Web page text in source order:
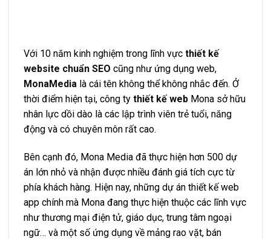
Với 10 năm kinh nghiệm trong lĩnh vực thiết kế
website chuẩn SEO cũng như ứng dụng web,
MonaMedia là cái tên không thể không nhắc đến. Ở
thời điểm hiện tại, công ty thiết kế web Mona sở hữu
nhân lực dồi dào là các lập trình viên trẻ tuổi, năng
động và có chuyên môn rất cao.
Bên cạnh đó, Mona Media đã thực hiện hơn 500 dự
án lớn nhỏ và nhận được nhiều đánh giá tích cực từ
phía khách hàng. Hiện nay, những dự án thiết kế web
app chính mà Mona đang thực hiện thuộc các lĩnh vực
như thương mại điện tử, giáo dục, trung tâm ngoại
ngữ… và một số ứng dụng về mảng rao vặt, bán